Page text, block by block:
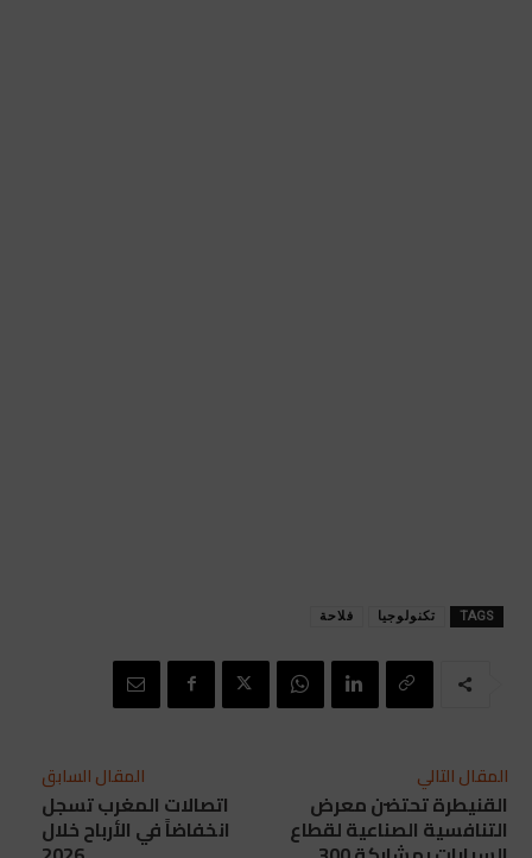
TAGS تكنولوجيا فلاحة
المقال السابق
اتصالات المغرب تسجل
انخفاضاً في الأرباح خلال
المقال التالي
القنيطرة تحتضن معرض
التنافسية الصناعية لقطاع